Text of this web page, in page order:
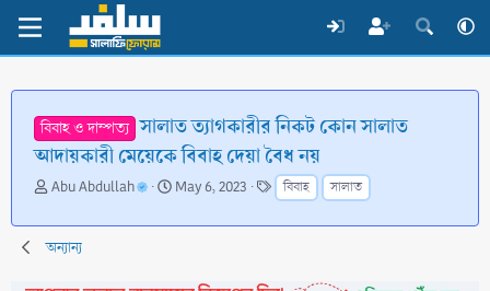
বিবাহ ও দাম্পত্য সালাত ত্যাগকারীর নিকট কোন সালাত
আদায়কারী মেয়েকে বিবাহ দেয়া বৈধ নয়
T
r
e
d
Abu Abdullah
S
a
d
May 6, 2023
T
a
g
বিবাহ সালাত
অন্যান্য